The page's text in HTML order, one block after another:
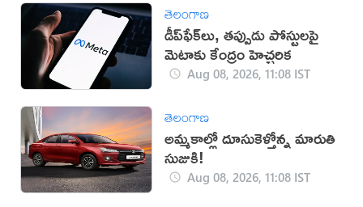
తెలంగాణ
డీప్‌ఫేక్‌లు, తప్పుడు పోస్టులపై
మెటాకు కేంద్రం హెచ్చరిక
Aug 08, 2026, 11:08 IST
తెలంగాణ
అమ్మకాల్లో దూసుకెళ్తోన్న మారుతి
సుజుకి!
Aug 08, 2026, 11:08 IST